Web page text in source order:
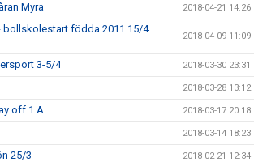
Myra 2018-04-21 14:26
födda 2011 15/4
2018-04-09 11:09
3-5/4 2018-03-30 23:31
2018-03-28 13:12
off 1 A 2018-03-17 20:18
2018-03-14 18:23
25/3 2018-02-21 12:34